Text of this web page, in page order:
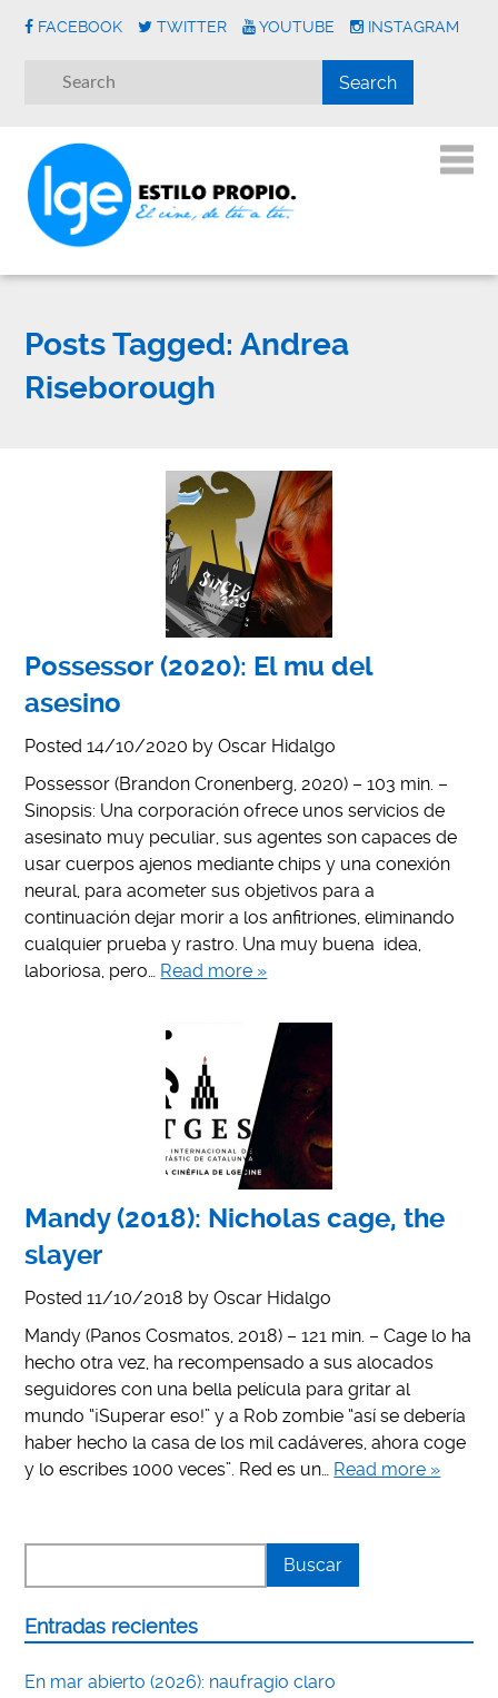
FACEBOOK TWITTER YOUTUBE INSTAGRAM
Posts Tagged: Andrea
Riseborough
Possessor (2020): El mu del
asesino
Posted14/10/2020 byOscar Hidalgo
Possessor (Brandon Cronenberg, 2020) – 103 min. –
Sinopsis: Una corporación ofrece unos servicios de
asesinato muy peculiar, sus agentes son capaces de
usar cuerpos ajenos mediante chips y una conexión
neural, para acometer sus objetivos para a
continuación dejar morir a los anfitriones, eliminando
cualquier prueba y rastro. Una muy buena idea,
laboriosa, pero… Read more »
Mandy (2018): Nicholas cage, the
slayer
Posted11/10/2018 byOscar Hidalgo
Mandy (Panos Cosmatos, 2018) – 121 min. – Cage lo ha
hecho otra vez, ha recompensado a sus alocados
seguidores con una bella película para gritar al
mundo “¡Superar eso!” y a Rob zombie “así se debería
haber hecho la casa de los mil cadáveres, ahora coge
y lo escribes 1000 veces”. Red es un… Read more »
Entradas recientes
En mar abierto (2026): naufragio claro